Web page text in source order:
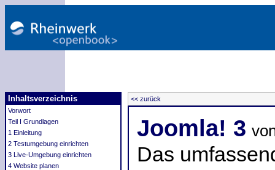
Inhaltsverzeichnis
Vorwort
Teil I Grundlagen
1 Einleitung
2 Testumgebung einrichten
3 Live-Umgebung einrichten
4 Website planen
<< zurück
Joomla! 3
Das